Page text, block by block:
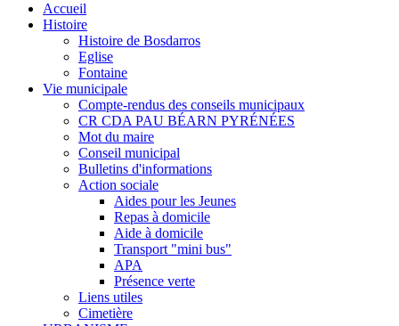
Accueil
Histoire
Histoire de Bosdarros
Eglise
Fontaine
Vie municipale
Compte-rendus des conseils municipaux
CR CDA PAU BÉARN PYRÉNÉES
Mot du maire
Conseil municipal
Bulletins d'informations
Action sociale
Aides pour les Jeunes
Repas à domicile
Aide à domicile
Transport "mini bus"
APA
Présence verte
Liens utiles
Cimetière